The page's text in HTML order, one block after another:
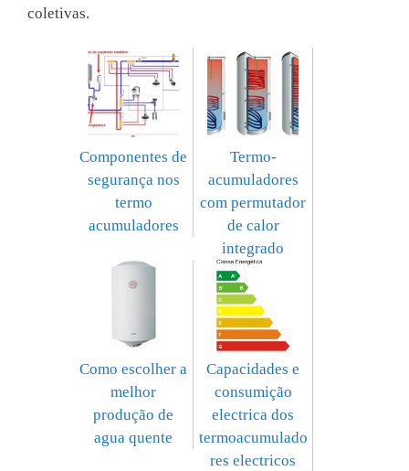
coletivas.
Componentes de
segurança nos
termo
acumuladores
Termo-
acumuladores
com permutador
de calor
integrado
Como escolher a
melhor
produção de
agua quente
Capacidades e
consumição
electrica dos
termoacumulado
res electricos